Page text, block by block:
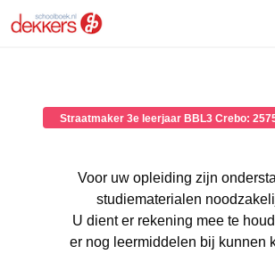
Straatmaker 3e leerjaar BBL3 Crebo:
Voor uw opleiding zijn
studiematerialen
U dient er rekening mee te
er nog leermiddelen bij kunnen